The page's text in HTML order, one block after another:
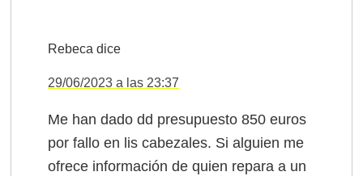
Rebeca dice
29/06/2023 a las 23:37
Me han dado dd presupuesto 850 euros
por fallo en lis cabezales. Si alguien me
ofrece información de quien repara a un